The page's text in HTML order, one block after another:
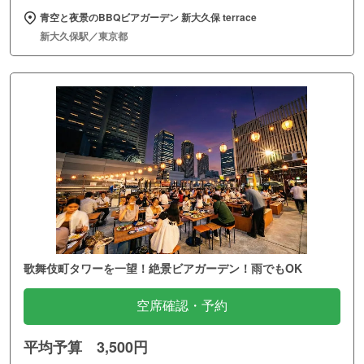
青空と夜景のBBQビアガーデン 新大久保 terrace
新大久保駅／東京都
歌舞伎町タワーを一望！絶景ビアガーデン！雨でもOK
空席確認・予約
平均予算 3,500円